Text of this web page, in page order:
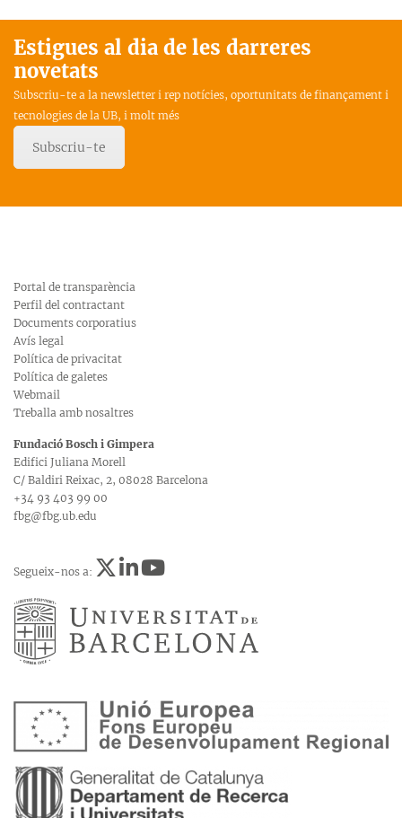
Estigues al dia de les darreres
novetats
Subscriu-te a la newsletter i rep notícies, oportunitats de finançament i
tecnologies de la UB, i molt més
Subscriu-te
Portal de transparència
Perfil del contractant
Documents corporatius
Avís legal
Política de privacitat
Política de galetes
Webmail
Treballa amb nosaltres
Fundació Bosch i Gimpera
Edifici Juliana Morell
C/ Baldiri Reixac, 2, 08028 Barcelona
+34 93 403 99 00
fbg@fbg.ub.edu
Segueix-nos a: